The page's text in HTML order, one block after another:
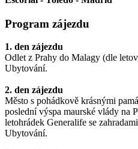
Program zájezdu
1. den zájezdu
Odlet z Prahy do Malagy (dle
Ubytování.
2. den zájezdu
Město s pohádkově krásnými
poslední výspa maurské vlády na
letohrádek Generalife se
Ubytování.